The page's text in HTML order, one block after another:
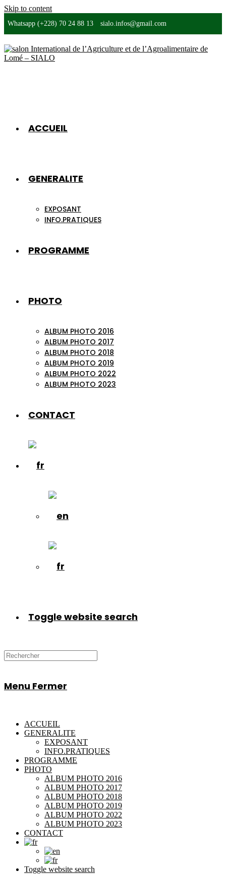
Skip to content
Whatsapp (+228) 70 24 88 13 sialo.infos@gmail.com
ACCUEIL
GENERALITE
EXPOSANT
INFO.PRATIQUES
PROGRAMME
PHOTO
ALBUM PHOTO 2016
ALBUM PHOTO 2017
ALBUM PHOTO 2018
ALBUM PHOTO 2019
ALBUM PHOTO 2022
ALBUM PHOTO 2023
CONTACT
Toggle website search
Menu Fermer
ACCUEIL
GENERALITE
EXPOSANT
INFO.PRATIQUES
PROGRAMME
PHOTO
ALBUM PHOTO 2016
ALBUM PHOTO 2017
ALBUM PHOTO 2018
ALBUM PHOTO 2019
ALBUM PHOTO 2022
ALBUM PHOTO 2023
CONTACT
Toggle website search